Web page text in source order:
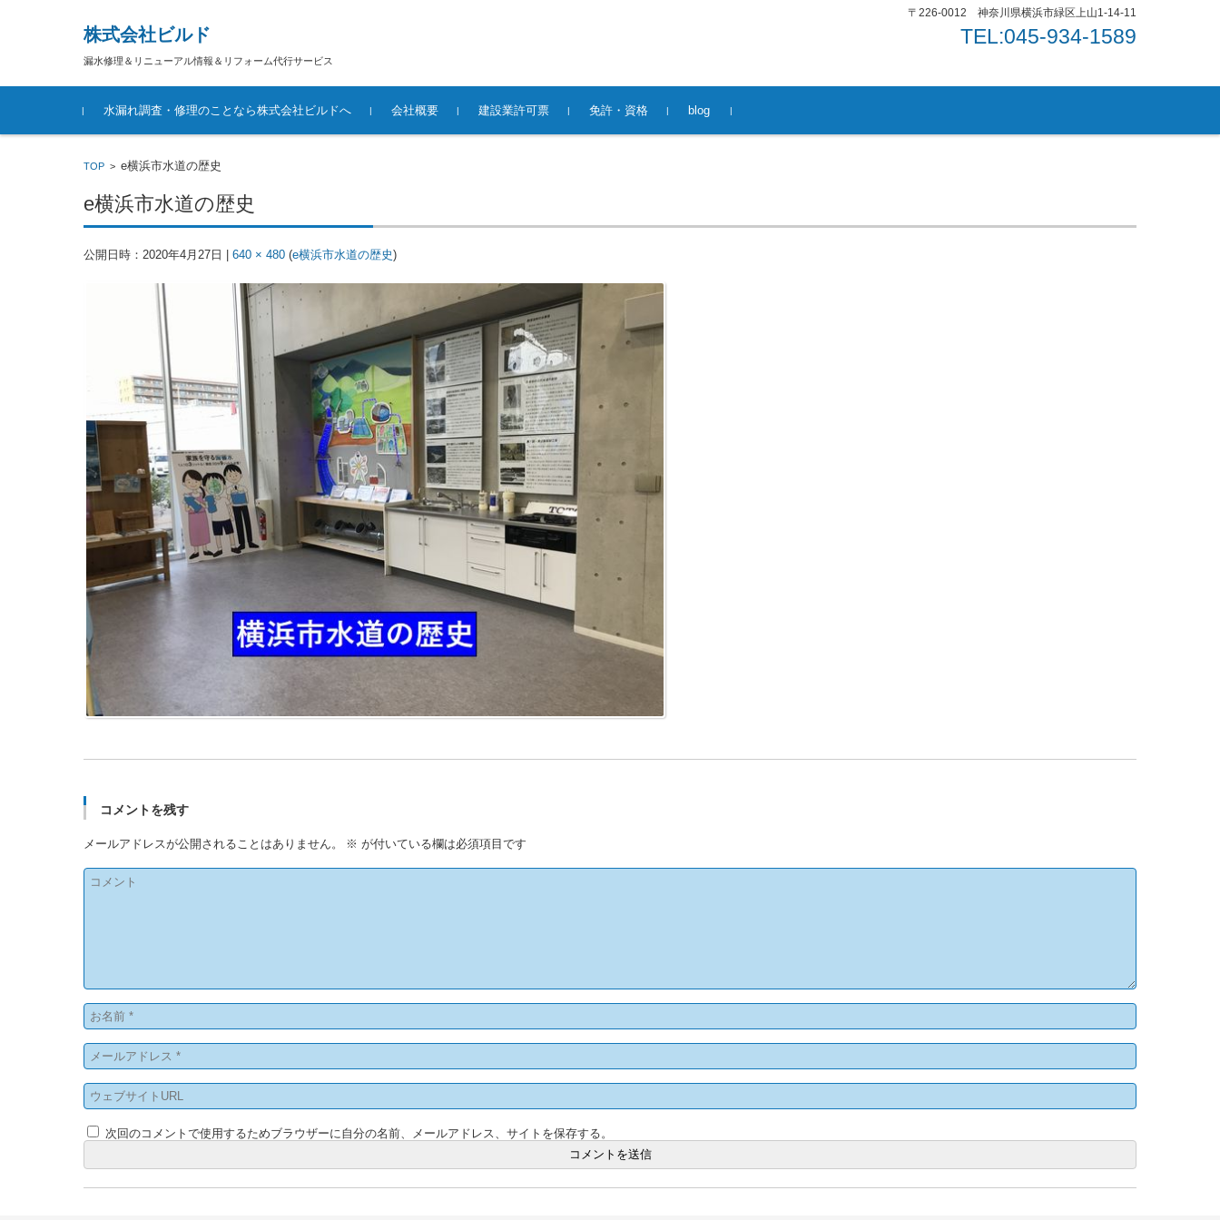
株式会社ビルド
漏水修理＆リニューアル情報＆リフォーム代行サービス
〒226-0012 神奈川県横浜市緑区上山1-14-11
TEL:045-934-1589
コンテンツに移動
水漏れ調査・修理のことなら株式会社ビルドへ
会社概要 建設業許可票 免許・資格 blog
TOP > e横浜市水道の歴史
e横浜市水道の歴史
公開日時： 2020年4月27日 640 × 480 (e横浜市水道の歴史)
コメントを残す
メールアドレスが公開されることはありません。 ※ が付いている欄は必須項目です
次回のコメントで使用するためブラウザーに自分の名前、メールアドレス、サイトを保存する。